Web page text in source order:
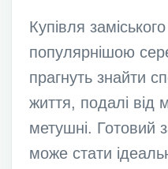
Купівля
популярнішою
прагнуть знайти
життя, подалі від
метушні. Готовий
може стати